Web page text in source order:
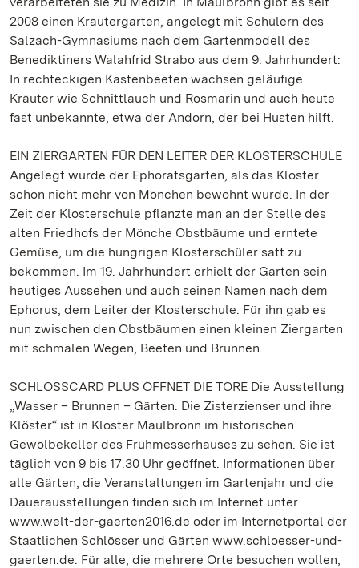
2008 einen Kräutergarten, angelegt mit Schülern des
Salzach-Gymnasiums nach dem Gartenmodell des
Benediktiners Walahfrid Strabo aus dem 9. Jahrhundert:
In rechteckigen Kastenbeeten wachsen geläufige
Kräuter wie Schnittlauch und Rosmarin und auch heute
fast unbekannte, etwa der Andorn, der bei Husten hilft.
EIN ZIERGARTEN FÜR DEN LEITER DER KLOSTERSCHULE
Angelegt wurde der Ephoratsgarten, als das Kloster
schon nicht mehr von Mönchen bewohnt wurde. In der
Zeit der Klosterschule pflanzte man an der Stelle des
alten Friedhofs der Mönche Obstbäume und erntete
Gemüse, um die hungrigen Klosterschüler satt zu
bekommen. Im 19. Jahrhundert erhielt der Garten sein
heutiges Aussehen und auch seinen Namen nach dem
Ephorus, dem Leiter der Klosterschule. Für ihn gab es
nun zwischen den Obstbäumen einen kleinen Ziergarten
mit schmalen Wegen, Beeten und Brunnen.
SCHLOSSCARD PLUS ÖFFNET DIE TORE Die Ausstellung
„Wasser – Brunnen – Gärten. Die Zisterzienser und ihre
Klöster“ ist in Kloster Maulbronn im historischen
Gewölbekeller des Frühmesserhauses zu sehen. Sie ist
täglich von 9 bis 17.30 Uhr geöffnet. Informationen über
alle Gärten, die Veranstaltungen im Gartenjahr und die
Dauerausstellungen finden sich im Internet unter
www.welt-der-gaerten2016.de oder im Internetportal der
Staatlichen Schlösser und Gärten www.schloesser-und-
gaerten.de. Für alle, die mehrere Orte besuchen wollen,